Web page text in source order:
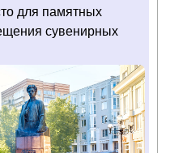
для памятных
сувенирных